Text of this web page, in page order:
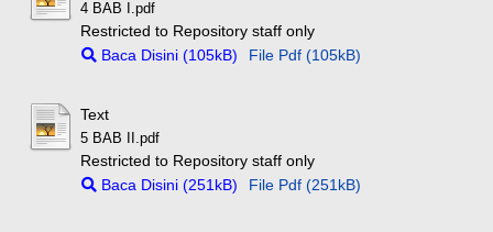
4 BAB I.pdf
Restricted to Repository staff only
Baca Disini (105kB)
File Pdf (105kB)
Text
5 BAB II.pdf
Restricted to Repository staff only
Baca Disini (251kB)
File Pdf (251kB)